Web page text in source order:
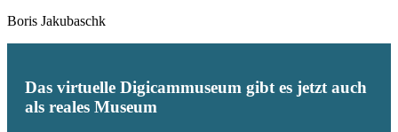
Boris Jakubaschk
Das virtuelle Digicammuseum gibt es jetzt auch
als reales Museum